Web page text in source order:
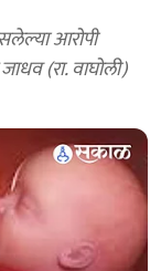
आरोपी
(रा. वाघोली)